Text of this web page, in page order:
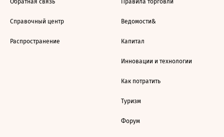
Обратная связь
Справочный центр
Распространение
Правила торговли
Ведомости&
Капитал
Инновации и технологии
Как потратить
Туризм
Форум